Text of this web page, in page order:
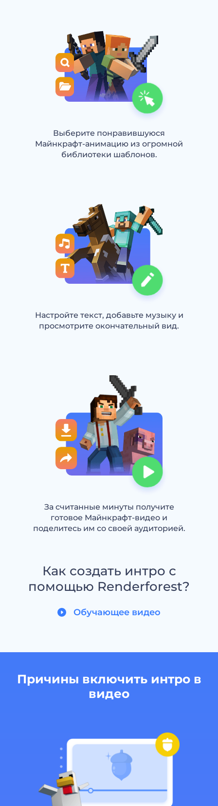
Выберите понравившуюся
Майнкрафт-анимацию из огромной
библиотеки шаблонов.
Настройте текст, добавьте музыку и
просмотрите окончательный вид.
За считанные минуты получите
готовое Майнкрафт-видео и
поделитесь им со своей аудиторией.
Как создать интро с
помощью Renderforest?
Обучающее видео
Причины включить интро в
видео